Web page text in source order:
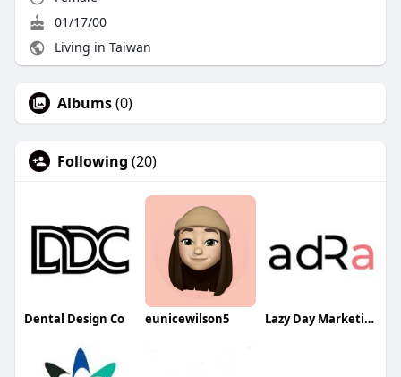
01/17/00
Living in Taiwan
Albums(0)
Following (20)
Dental Design Co eunicewilson5 Lazy Day Marketing LLP